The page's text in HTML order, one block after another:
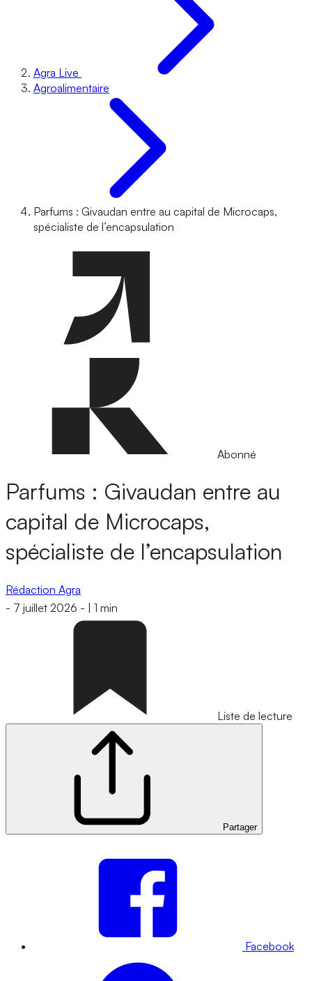
Agra Live
Agroalimentaire
Parfums : Givaudan entre au capital de Microcaps,
spécialiste de l’encapsulation
Abonné
Parfums : Givaudan entre au
capital de Microcaps,
spécialiste de l’encapsulation
Rédaction Agra
- 7 juillet 2026 - 1 min
Liste de lecture
Partager
Facebook